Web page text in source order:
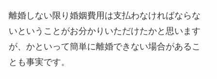
離婚しない限り婚姻費用は支払わなければならな
いということがお分かりいただけたかと思います
が、かといって簡単に離婚できない場合があるこ
とも事実です。